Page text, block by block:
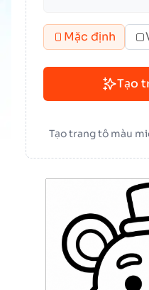
Mặc định
Tạo
Tạo trang tô màu